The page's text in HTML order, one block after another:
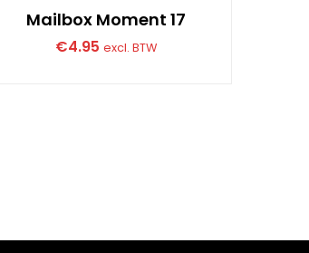
Mailbox Moment 17
€4.95 excl. BTW